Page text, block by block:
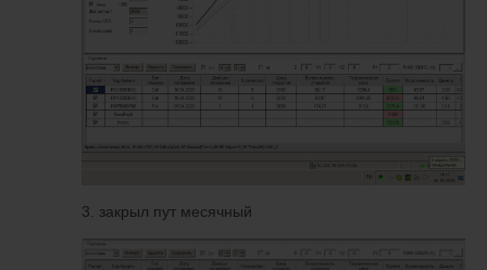
3. закрыл пут месячный